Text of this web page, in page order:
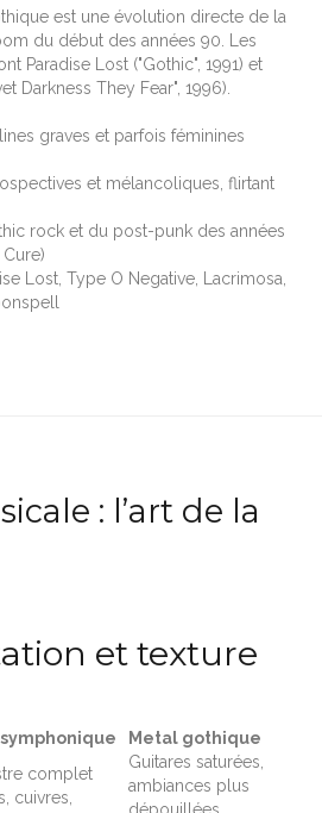
est une évolution directe de la
du début des années 90. Les
Paradise Lost ("Gothic", 1991) et
Darkness They Fear", 1996).
graves et parfois féminines
et mélancoliques, flirtant
rock et du post-punk des années
Lost, Type O Negative, Lacrimosa,
: l’art de la
et texture
Metal gothique
complet
cuivres,
Guitares saturées,
ambiances plus